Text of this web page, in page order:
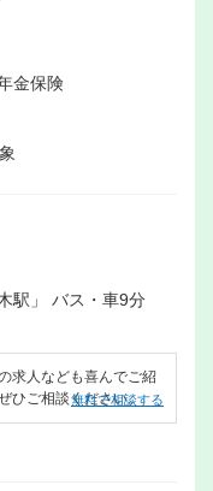
金保険
駅」 バス・車9分
求人なども喜んでご紹
ひご相談ください。
無料で相談する